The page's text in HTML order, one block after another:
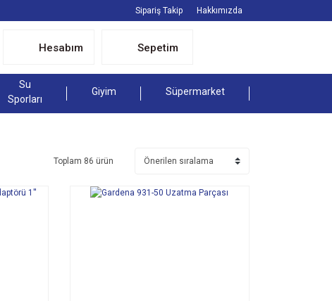
Sipariş Takip Hakkımızda
Hesabım Sepetim
Su
Sporları
Giyim Süpermarket
Toplam 86 ürün